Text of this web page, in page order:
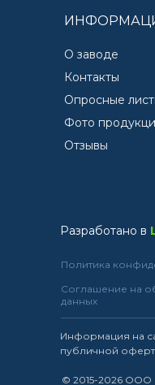
О заводе
Контакты
Опросные
Фото
Отзывы
Политика
Соглашение на
данных
© 2015-2026 ООО
Информация на
публичной
Разработано в